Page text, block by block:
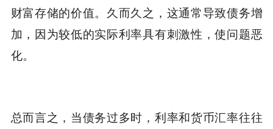
财富存储的价值。久而久之，这通常导致债务增
加，因为较低的实际利率具有刺激性，使问题恶
化。
总而言之，当债务过多时，利率和货币汇率往往